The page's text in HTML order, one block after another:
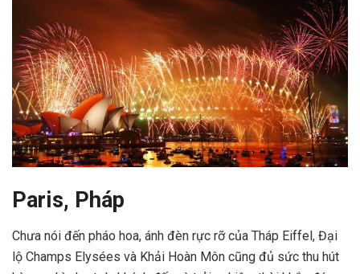
Paris, Pháp
Chưa nói đến pháo hoa, ánh đèn rực rỡ của Tháp Eiffel, Đại
lộ Champs Elysées và Khải Hoàn Môn cũng đủ sức thu hút